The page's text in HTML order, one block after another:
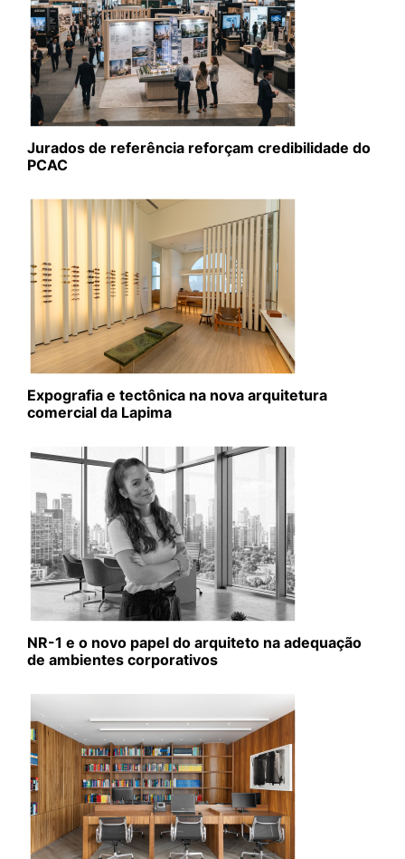
Jurados de referência reforçam credibilidade do
PCAC
Expografia e tectônica na nova arquitetura
comercial da Lapima
NR-1 e o novo papel do arquiteto na adequação
de ambientes corporativos